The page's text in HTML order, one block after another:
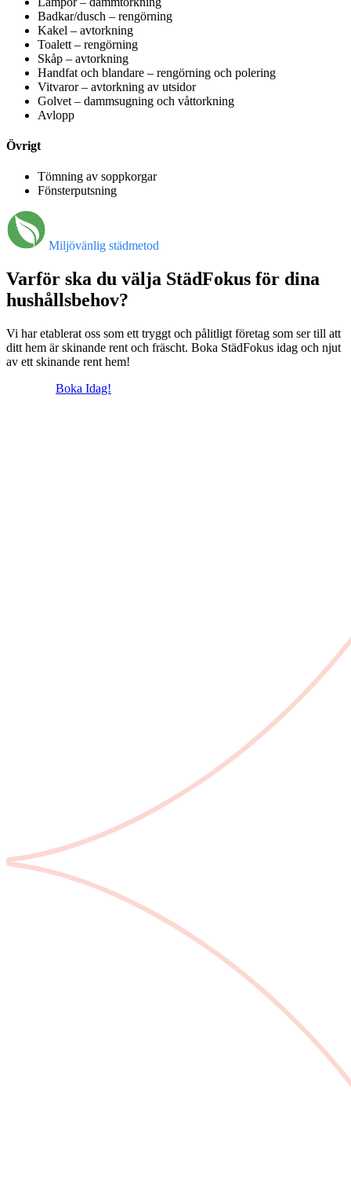
Badkar/dusch – rengörning
Kakel – avtorkning
Toalett – rengörning
Skåp – avtorkning
Handfat och blandare – rengörning och polering
Vitvaror – avtorkning av utsidor
Golvet – dammsugning och våttorkning
Avlopp
Övrigt
Tömning av soppkorgar
Fönsterputsning
Miljövänlig städmetod
Varför ska du välja StädFokus för dina
hushållsbehov?
Vi har etablerat oss som ett tryggt och pålitligt företag som ser till att
ditt hem är skinande rent och fräscht. Boka StädFokus idag och njut
av ett skinande rent hem!
Boka Idag!